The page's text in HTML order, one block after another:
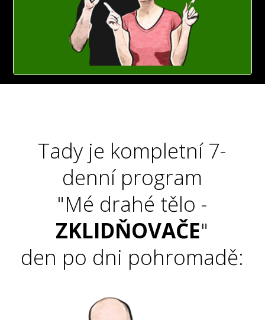
Tady je kompletní 7-
denní program
"Mé drahé tělo -
ZKLIDŇOVAČE"
den po dni pohromadě: